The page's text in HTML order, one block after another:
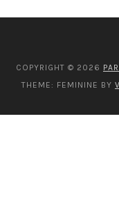
COPYRIGHT © 2026
THEME: FEMININE BY